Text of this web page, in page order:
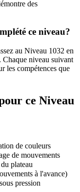
des
ce niveau?
au Niveau 1032 en
Chaque niveau suivant
les compétences que
ce Niveau
de couleurs
de mouvements
plateau
à l'avance)
pression